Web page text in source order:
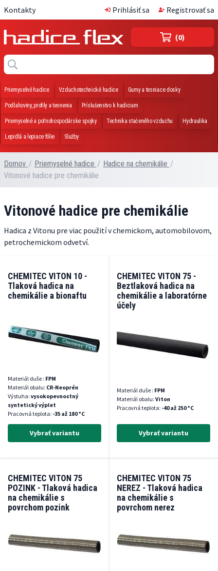
Kontakty Prihlásiť sa Registrovať sa
(0)
Priemyselné hadice Vzduchotechnické hadice Gumy a tesniace dosky
Podlahoviny, profily a tesnenia Príslušenstvo k hadiciam
Priemyselné a poľnohospodárske spojky Technika stačeného vzduchu Hydraulika
Lepidlá a lepiace fólie Služby
Domov / Priemyselné hadice / Hadice na chemikálie /
Vitonové hadice pre chemikálie
Vitonové hadice pre chemikálie
Hadica z Vitonu pre viac použití v chemickom, automobilovom,
petrochemickom odvetví.
CHEMITEC VITON 10 -
Tlaková hadica na
chemikálie a bionaftu
Materiál duše : FPM
Materiál obalu: CR-Neoprén
Výstuha: vysokopevnostný
syntetický výplet
Pracovná teplota: -35 až 180 °C
Vybrať variantu
CHEMITEC VITON 75 -
Beztlaková hadica na
chemikálie a laboratórne
účely
Materiál duše : FPM
Materiál obalu: Viton
Pracovná teplota: -40 až 250 °C
Vybrať variantu
CHEMITEC VITON 75
POZINK - Tlaková hadica
na chemikálie s
povrchom pozink
CHEMITEC VITON 75
NEREZ - Tlaková hadica
na chemikálie s
povrchom nerez